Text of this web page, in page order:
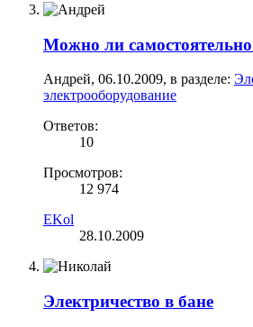
Можно ли самостоятельно
Андрей, 06.10.2009, в разделе:
электрооборудование
Ответов:
10
Просмотров:
12 974
EKol
28.10.2009
Электричество в бане